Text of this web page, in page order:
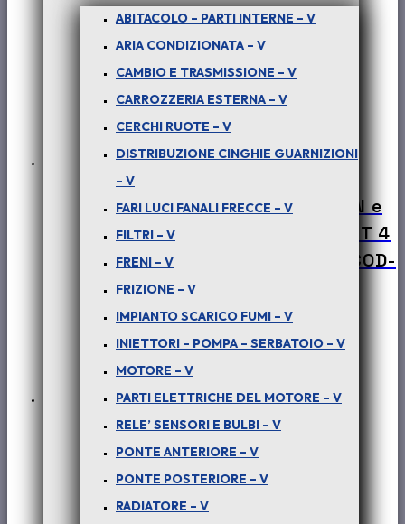
ABITACOLO – PARTI INTERNE – V
ARIA CONDIZIONATA – V
CAMBIO E TRASMISSIONE – V
CARROZZERIA ESTERNA – V
CERCHI RUOTE – V
DISTRIBUZIONE CINGHIE GUARNIZIONI
– V
FARI LUCI FANALI FRECCE – V
FILTRI – V
FRENI – V
FRIZIONE – V
IMPIANTO SCARICO FUMI – V
INIETTORI – POMPA – SERBATOIO – V
MOTORE – V
PARTI ELETTRICHE DEL MOTORE – V
RELE’ SENSORI E BULBI – V
PONTE ANTERIORE – V
PONTE POSTERIORE – V
RADIATORE – V
PER SAFARI, PICK-UP TELCO, XENON e
TATA ARIA – (tutte le versioni) : KIT 4
MORSETTI TUBI A.P. IDROGUIDA – COD-
AB0020-MN3